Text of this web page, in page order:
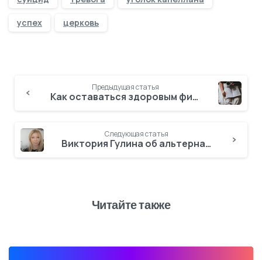
успех церковь
Предыдущая статья
Как оставаться здоровым физически и духовно. 7 стихов из Библии
Следующая статья
Виктория Гулина об альтернативе общественным школам (видео)
Читайте также